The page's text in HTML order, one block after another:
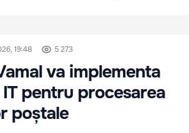
19:48 5 273
va implementa
pentru procesarea
poștale